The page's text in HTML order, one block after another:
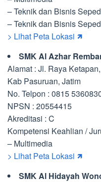
– Teknik dan Bisnis
– Teknik dan Bisnis
> Lihat Peta Lokasi 🡽
SMK Al Azhar
Alamat : Jl. Raya
Kab Pasuruan, Jatim
No. Telpon : 0815
NPSN : 20554415
Akreditasi : C
Kompetensi Keahlian /
– Multimedia
> Lihat Peta Lokasi 🡽
SMK Al Hidayah